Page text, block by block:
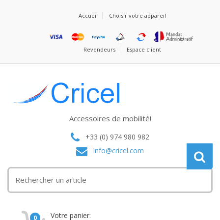
Accueil Choisir votre appareil
Revendeurs Espace client
Accessoires de mobilité!
+33 (0) 974 980 982
info@cricel.com
0 Votre panier: